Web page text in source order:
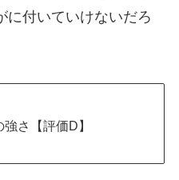
に付いていけないだろ
さ【評価D】